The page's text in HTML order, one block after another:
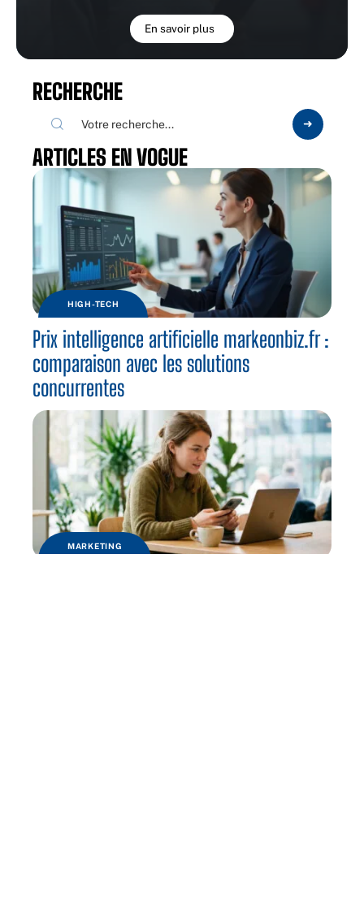
En savoir plus
RECHERCHE
ARTICLES EN VOGUE
HIGH-TECH
Prix intelligence artificielle markeonbiz.fr :
comparaison avec les solutions
concurrentes
MARKETING